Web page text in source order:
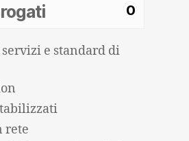
0
servizi e standard di
rete